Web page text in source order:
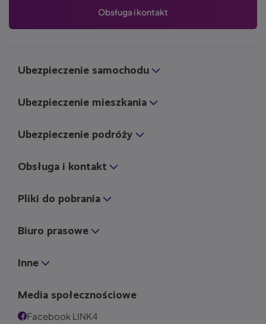
Obsługa i kontakt
Ubezpieczenie samochodu
Ubezpieczenie mieszkania
Ubezpieczenie podróży
Obsługa i kontakt
Pliki do pobrania
Biuro prasowe
Inne
Media społecznościowe
Facebook LINK4